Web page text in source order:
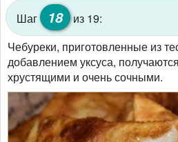
Шаг 18 из 19:
Чебуреки, приготовленные из
добавлением уксуса,
хрустящими и очень сочными.